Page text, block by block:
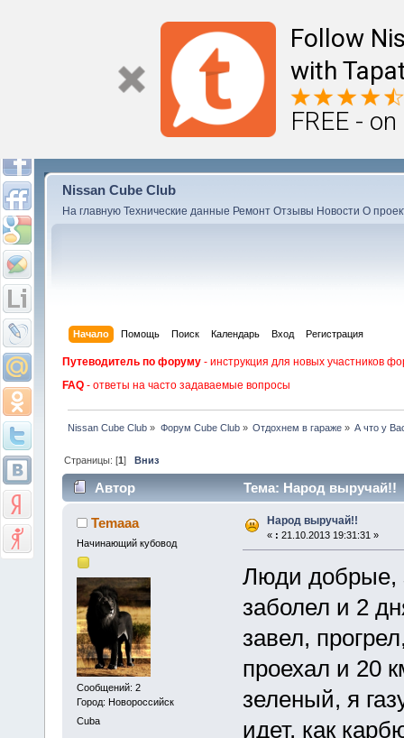
Follow
with
FREE -
Nissan Cube Club
На главную Технические данные Ремонт Отзывы Новости О
Начало Помощь Поиск Календарь Вход Регистрация
Путеводитель по форуму - инструкция для новых участников
FAQ - ответы на часто задаваемые вопросы
Nissan Cube Club » Форум Cube Club» Отдохнем в гараже» А что у
Страницы: [1]Вниз
Автор Тема: Народ выручай!!
Temaaa
Начинающий кубовод
Сообщений: 2
Город: Новороссийск
Cuba
Народ выручай!!
« : 21.10.2013 19:31:31 »
Люди добрые,
заболел и 2
завел,
проехал и 20
зеленый, я
идет, как